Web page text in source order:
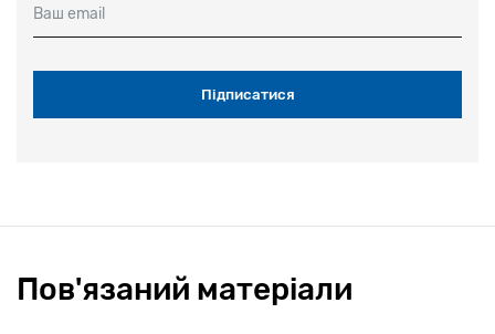
Ваш email
Пов'язаний матеріали